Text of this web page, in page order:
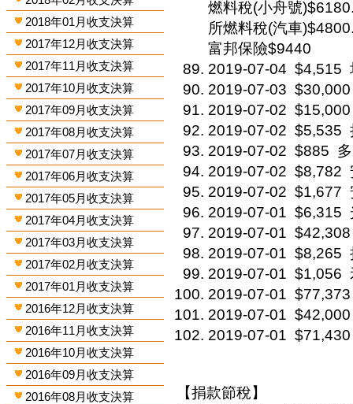
2018年01月收支決算
2017年12月收支決算
2017年11月收支決算
2017年10月收支決算
2017年09月收支決算
2017年08月收支決算
2017年07月收支決算
2017年06月收支決算
2017年05月收支決算
2017年04月收支決算
2017年03月收支決算
2017年02月收支決算
2017年01月收支決算
2016年12月收支決算
2016年11月收支決算
2016年10月收支決算
2016年09月收支決算
2016年08月收支決算
燃料稅(小舟號
所燃料稅(汽車
富邦保險$9440
2019-07-04 $4,515
2019-07-03 $30,000
2019-07-02 $15,000
2019-07-02 $5,535
2019-07-02 $885
2019-07-02 $8,782
2019-07-02 $1,677
2019-07-01 $6,315
2019-07-01 $42,308
2019-07-01 $8,265
2019-07-01 $1,056
2019-07-01 $77,373
2019-07-01 $42,000
2019-07-01 $71,430
【捐款節稅】